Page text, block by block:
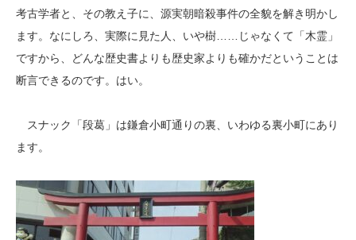
考古学者と、その教え子に、源実朝暗殺事件の全貌を解き明かし
ます。なにしろ、実際に見た人、いや樹……じゃなくて「木霊」
ですから、どんな歴史書よりも歴史家よりも確かだということは
断言できるのです。はい。
スナック「段葛」は鎌倉小町通りの裏、いわゆる裏小町にあり
ます。